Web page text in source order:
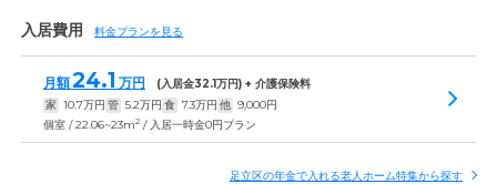
入居費用 料金プランを見る
月額24.1 万円 (入居金32.1万円) + 介護保険料
家 10.7万円 管 5.2万円 食 7.3万円 他 9,000円
個室 / 22.06~23m2 / 入居一時金0円プラン
足立区の年金で入れる老人ホーム特集から探す